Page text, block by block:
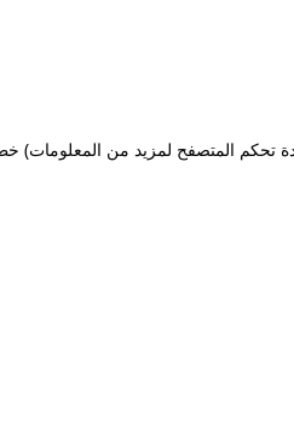
تحكم المتصفح لمزيد من المعلومات)